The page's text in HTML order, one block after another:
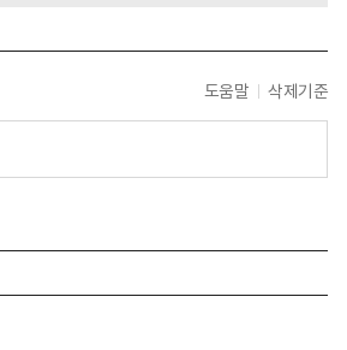
도움말 삭제기준